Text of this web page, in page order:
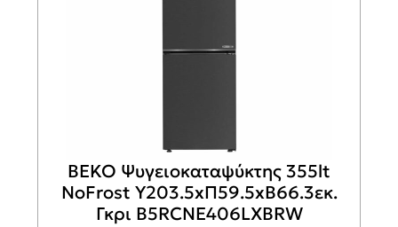
BEKO Ψυγειοκαταψύκτης 355lt
NoFrost Υ203.5xΠ59.5xΒ66.3εκ.
Γκρι B5RCNE406LXBRW